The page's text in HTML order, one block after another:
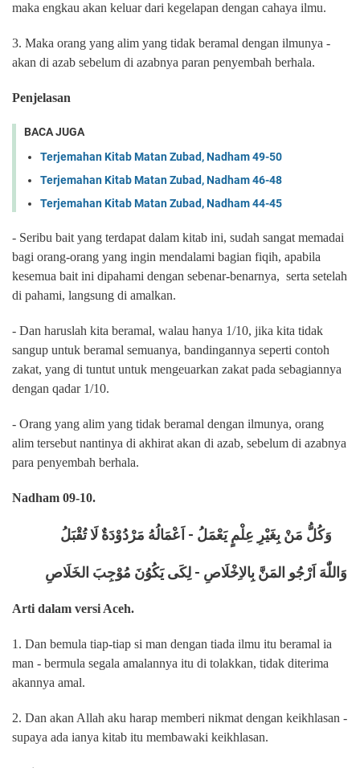
maka engkau akan keluar dari kegelapan dengan cahaya ilmu.
3. Maka orang yang alim yang tidak beramal dengan ilmunya -
akan di azab sebelum di azabnya paran penyembah berhala.
Penjelasan
BACA JUGA
Terjemahan Kitab Matan Zubad, Nadham 49-50
Terjemahan Kitab Matan Zubad, Nadham 46-48
Terjemahan Kitab Matan Zubad, Nadham 44-45
- Seribu bait yang terdapat dalam kitab ini, sudah sangat memadai
bagi orang-orang yang ingin mendalami bagian fiqih, apabila
kesemua bait ini dipahami dengan sebenar-benarnya, serta setelah
di pahami, langsung di amalkan.
- Dan haruslah kita beramal, walau hanya 1/10, jika kita tidak
sangup untuk beramal semuanya, bandingannya seperti contoh
zakat, yang di tuntut untuk mengeuarkan zakat pada sebagiannya
dengan qadar 1/10.
- Orang yang alim yang tidak beramal dengan ilmunya, orang
alim tersebut nantinya di akhirat akan di azab, sebelum di azabnya
para penyembah berhala.
Nadham 09-10.
وَكُلُّ مَنْ بِغَيْرِ عِلْمٍ يَعْمَلُ - اَعْمَالُهُ مَرْدُوْدَةٌ لَا تُقْبَلُ
وَاللّٰهَ اَرْجُو المَنَّ بِالاِخْلَاصِ - لِكَى يَكُوُنَ مُوْجِبَ الخَلَاصِ
Arti dalam versi Aceh.
1. Dan bemula tiap-tiap si man dengan tiada ilmu itu beramal ia
man - bermula segala amalannya itu di tolakkan, tidak diterima
akannya amal.
2. Dan akan Allah aku harap memberi nikmat dengan keikhlasan -
supaya ada ianya kitab itu membawaki keikhlasan.